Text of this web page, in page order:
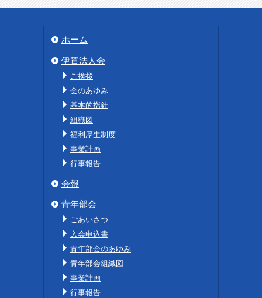
ホーム
伊賀法人会
ご挨拶
会のあゆみ
基本的指針
組織図
福利厚生制度
事業計画
行事報告
会報
青年部会
ごあいさつ
入会申込書
青年部会のあゆみ
青年部会組織図
事業計画
行事報告